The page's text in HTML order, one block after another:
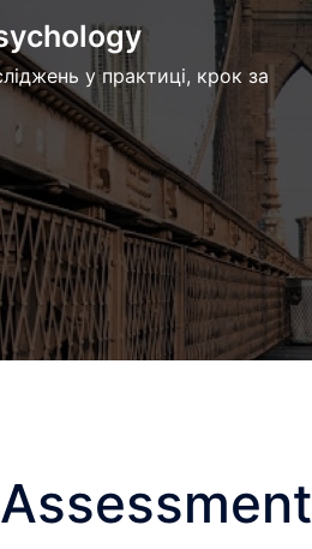
у практиці, крок за
Assessment